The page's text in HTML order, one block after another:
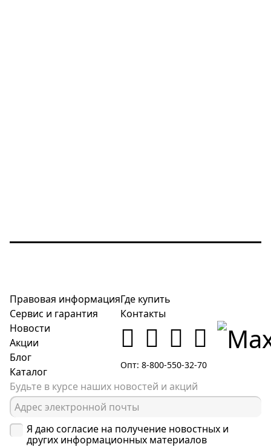
Правовая информация
Сервис и гарантия
Новости
Акции
Блог
Каталог
Где купить
Контакты
Опт: 8-800-550-32-70
Будьте в курсе наших новостей и акций
Я даю согласие на получение новостных и
других информационных материалов